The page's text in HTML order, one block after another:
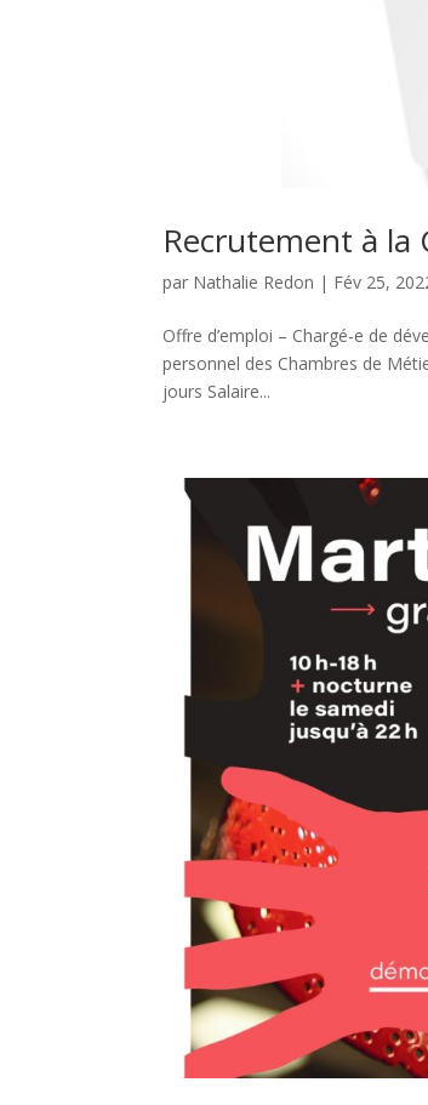
Recrutement à la
par Nathalie Redon | Fév 25,
Offre d’emploi – Chargé-e de
personnel des Chambres de
jours Salaire...